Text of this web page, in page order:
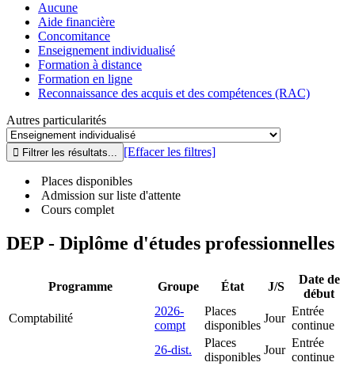
Aucune
Aide financière
Concomitance
Enseignement individualisé
Formation à distance
Formation en ligne
Reconnaissance des acquis et des compétences (RAC)
Autres particularités
[Effacer les filtres]
Places disponibles
Admission sur liste d'attente
Cours complet
DEP - Diplôme d'études professionnelles
Programme Groupe État J/S
Date de
début
Comptabilité
2026-
compt
Places
disponibles
Jour
Entrée
continue
26-dist.
Places
disponibles
Jour
Entrée
continue